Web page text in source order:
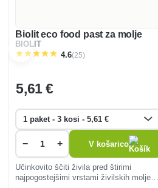
Biolit eco food past za molje
BIOLIT
4.6(25)
5,61 €
− + V košarico
Učinkovito ščiti živila pred štirimi
najpogostejšimi vrstami živilskih moljev.